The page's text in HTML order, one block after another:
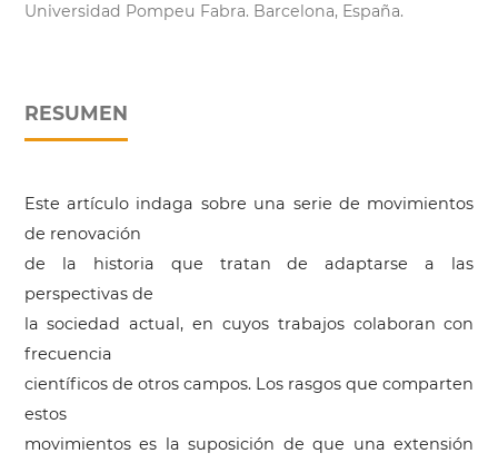
Universidad Pompeu Fabra. Barcelona, España.
RESUMEN
Este artículo indaga sobre una serie de movimientos
de renovación
de la historia que tratan de adaptarse a las
perspectivas de
la sociedad actual, en cuyos trabajos colaboran con
frecuencia
científicos de otros campos. Los rasgos que comparten
estos
movimientos es la suposición de que una extensión